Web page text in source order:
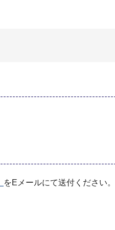
をEメールにて送付ください。